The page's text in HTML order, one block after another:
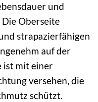
und
Oberseite
strapazierfähigen
auf der
ist mit einer
versehen, die
schützt.